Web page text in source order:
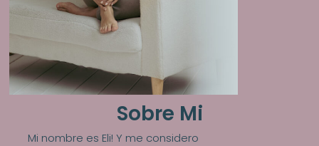
Sobre Mi
Mi nombre es Eli! Y me considero